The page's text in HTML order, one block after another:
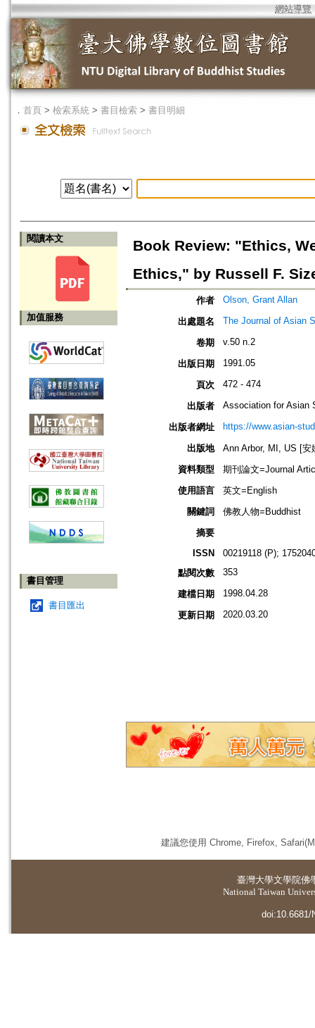
網站導覽
． 首頁 > 檢索系統 > 書目檢索 > 書目明細
閱讀本文
加值服務
書目管理
書目匯出
Book Review: "Ethics,
Ethics," by Russell F.
作者 Olson, Grant Allan
出處題名 The Journal of Asian
卷期 v.50 n.2
出版日期 1991.05
頁次 472 - 474
出版者 Association for Asian
出版者網址 https://www.asian-
出版地
Ann Arbor, MI, US [
資料類型
期刊論文=Journal
使用語言
英文=English
關鍵詞
佛教人物=Buddhist
摘要
ISSN
00219118 (P);
點閱次數
353
建檔日期 1998.04.28
更新日期 2020.03.20
建議您使用 Chrome, Firefox,
臺灣大學文學院佛
National Taiwan
doi:10.6681/